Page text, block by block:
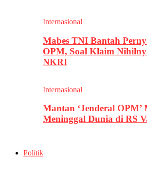
Internasional
Mabes TNI Bantah
OPM, Soal Klaim
NKRI
Internasional
Mantan ‘Jenderal OPM’
Meninggal Dunia di RS
Politik